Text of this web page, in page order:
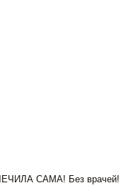
САМА! Без врачей!